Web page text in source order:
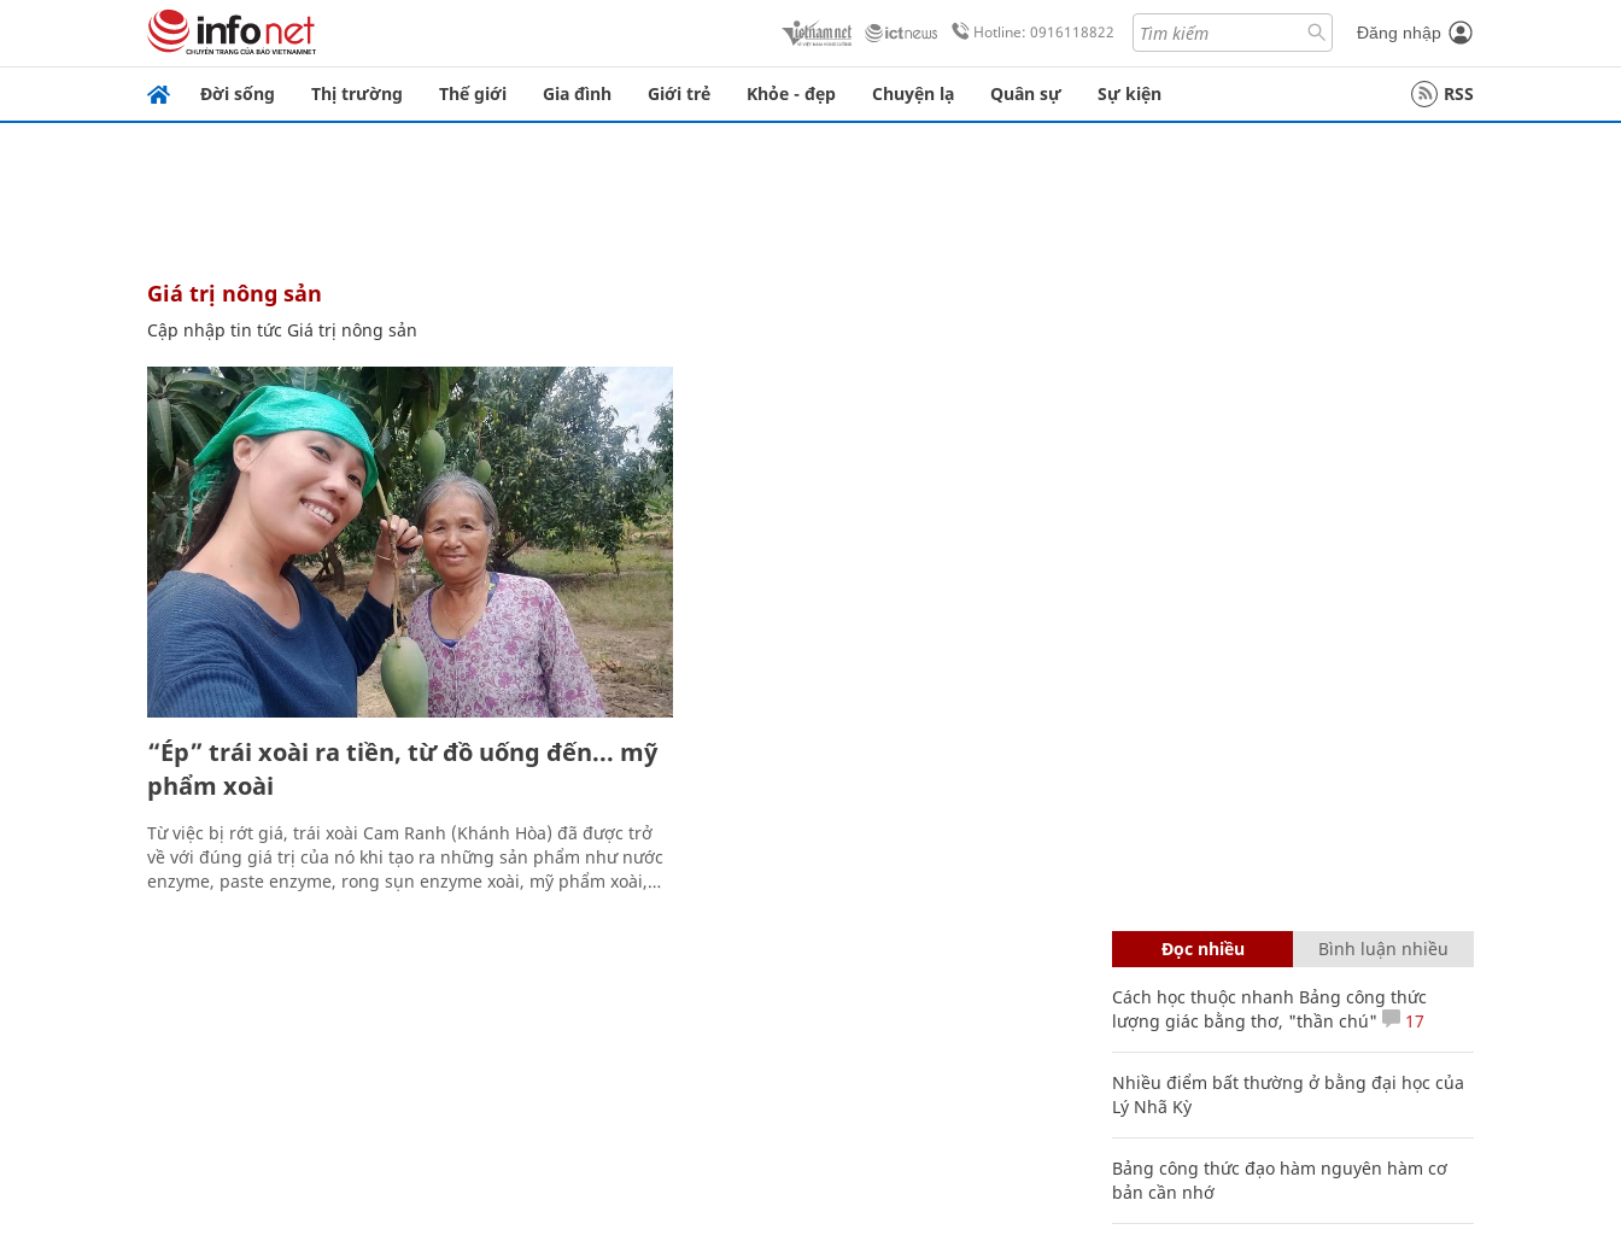
Hotline: 0916118822 Đăng nhập
Đời sống Thị trường Thế giới Gia đình Giới trẻ Khỏe - đẹp Chuyện lạ Quân sự Sự kiện RSS
Giá trị nông sản
Cập nhập tin tức Giá trị nông sản
“Ép” trái xoài ra tiền, từ đồ uống đến... mỹ
phẩm xoài
Từ việc bị rớt giá, trái xoài Cam Ranh (Khánh Hòa) đã được trở
về với đúng giá trị của nó khi tạo ra những sản phẩm như nước
enzyme, paste enzyme, rong sụn enzyme xoài, mỹ phẩm xoài,…
Đọc nhiều Bình luận nhiều
Cách học thuộc nhanh Bảng công thức
lượng giác bằng thơ, "thần chú"
17
Nhiều điểm bất thường ở bằng đại học của
Lý Nhã Kỳ
Bảng công thức đạo hàm nguyên hàm cơ
bản cần nhớ